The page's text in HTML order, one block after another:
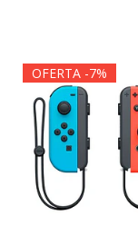
OFERTA -7%